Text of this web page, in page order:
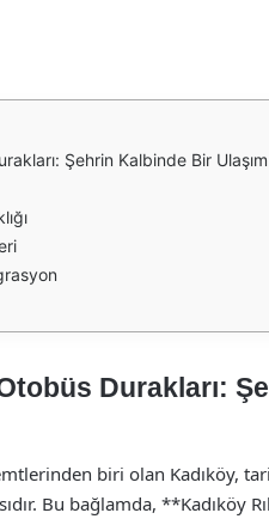
Şehrin Kalbinde Bir
Otobüs Durakları:
biri olan Kadıköy,
Bu bağlamda, **Kadıköy